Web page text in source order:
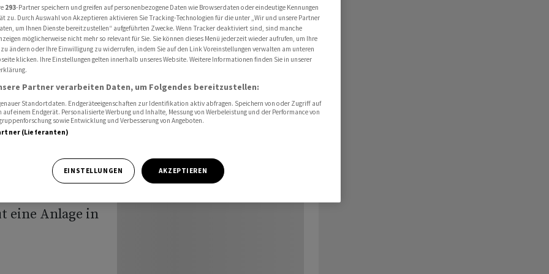
für Augentropfen in El Masnou
für
eine Anlage in
293-Partner speichern und greifen auf personenbezogene Daten wie Browserdaten oder eindeutige Kennungen
zu. Durch Auswahl von Akzeptieren aktivieren Sie Tracking-Technologien für die unter „Wir und unsere Partner
um Ihnen Dienste bereitzustellen“ aufgeführten Zwecke. Wenn Tracker deaktiviert sind, sind manche
möglicherweise nicht mehr so relevant für Sie. Sie können dieses Menü jederzeit wieder aufrufen, um Ihre
ändern oder Ihre Einwilligung zu widerrufen, indem Sie auf den Link Voreinstellungen verwalten am unteren
klicken. Ihre Einstellungen gelten innerhalb unseres Website. Weitere Informationen finden Sie in unserer
Partner verarbeiten Daten, um Folgendes bereitzustellen:
Standortdaten. Endgeräteeigenschaften zur Identifikation aktiv abfragen. Speichern von oder Zugriff auf
einem Endgerät. Personalisierte Werbung und Inhalte, Messung von Werbeleistung und der Performance von
sowie Entwicklung und Verbesserung von Angeboten.
(Lieferanten)
EINSTELLUNGEN AKZEPTIEREN